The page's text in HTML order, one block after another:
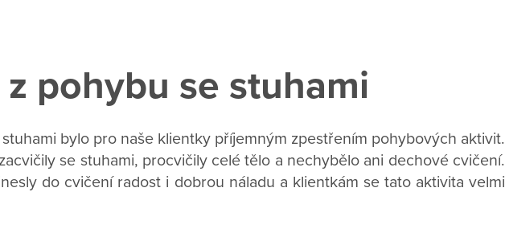
z pohybu se stuhami
bylo pro naše klientky příjemným zpestřením pohybových aktivit.
se stuhami, procvičily celé tělo a nechybělo ani dechové cvičení.
do cvičení radost i dobrou náladu a klientkám se tato aktivita velmi